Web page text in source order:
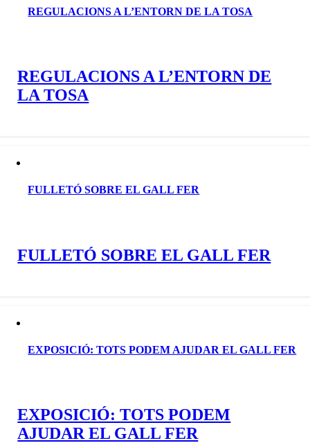
REGULACIONS A L’ENTORN DE LA TOSA
REGULACIONS A L’ENTORN DE
LA TOSA
FULLETÓ SOBRE EL GALL FER
FULLETÓ SOBRE EL GALL FER
EXPOSICIÓ: TOTS PODEM AJUDAR EL GALL FER
EXPOSICIÓ: TOTS PODEM
AJUDAR EL GALL FER